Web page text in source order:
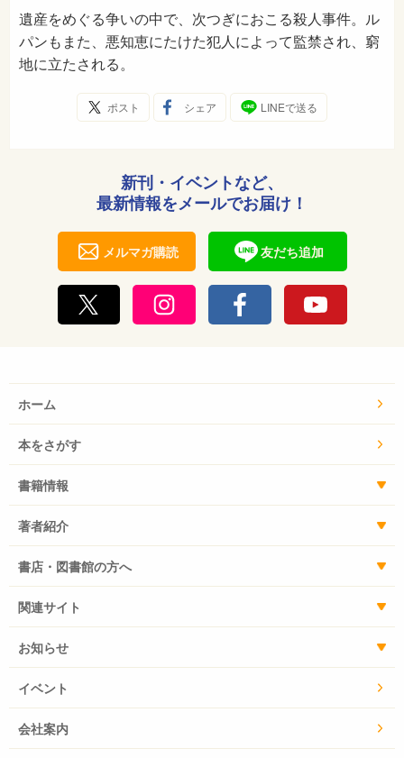
遺産をめぐる争いの中で、次つぎにおこる殺人事件。ル
パンもまた、悪知恵にたけた犯人によって監禁され、窮
地に立たされる。
ポスト シェア LINEで送る
新刊・イベントなど、
最新情報をメールでお届け！
メルマガ購読 友だち追加
ホーム
本をさがす
書籍情報
著者紹介
書店・図書館の方へ
関連サイト
お知らせ
イベント
会社案内